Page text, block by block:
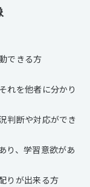
できる方
れを他者に分かり
判断や対応ができ
り、学習意欲があ
りが出来る方